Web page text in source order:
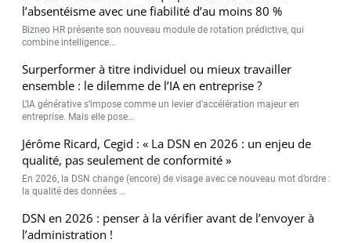
l’absentéisme avec une fiabilité d’au moins 80 %
Bizneo HR présente son nouveau module de rotation prédictive, qui
combine intelligence...
Surperformer à titre individuel ou mieux travailler
ensemble : le dilemme de l’IA en entreprise ?
L’IA générative s’impose comme un levier d’accélération majeur en
entreprise. Mais elle pose...
Jérôme Ricard, Cegid : « La DSN en 2026 : un enjeu de
qualité, pas seulement de conformité »
En 2026, la DSN change (encore) de visage avec ce nouveau mot d’ordre :
la qualité des données ...
DSN en 2026 : penser à la vérifier avant de l’envoyer à
l’administration !